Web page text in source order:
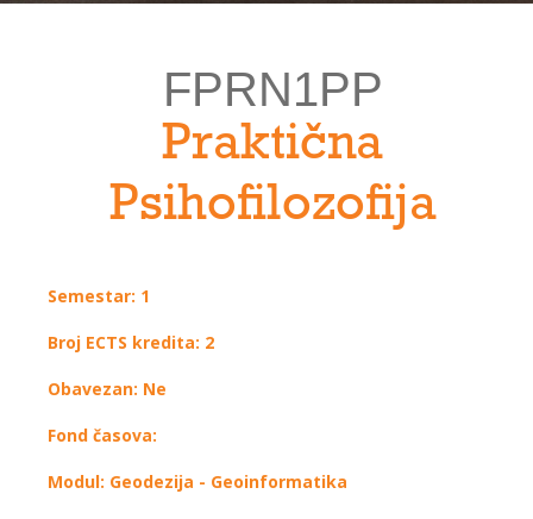
FPRN1PP
Praktična
Psihofilozofija
Semestar: 1
Broj ECTS kredita: 2
Obavezan: Ne
Fond časova:
Modul: Geodezija - Geoinformatika